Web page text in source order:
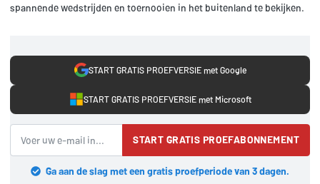
spannende wedstrijden en toernooien in het buitenland te bekijken.
START GRATIS PROEFVERSIE met Google
START GRATIS PROEFVERSIE met Microsoft
START GRATIS PROEFABONNEMENT
Ga aan de slag met een gratis proefperiode van 3 dagen.